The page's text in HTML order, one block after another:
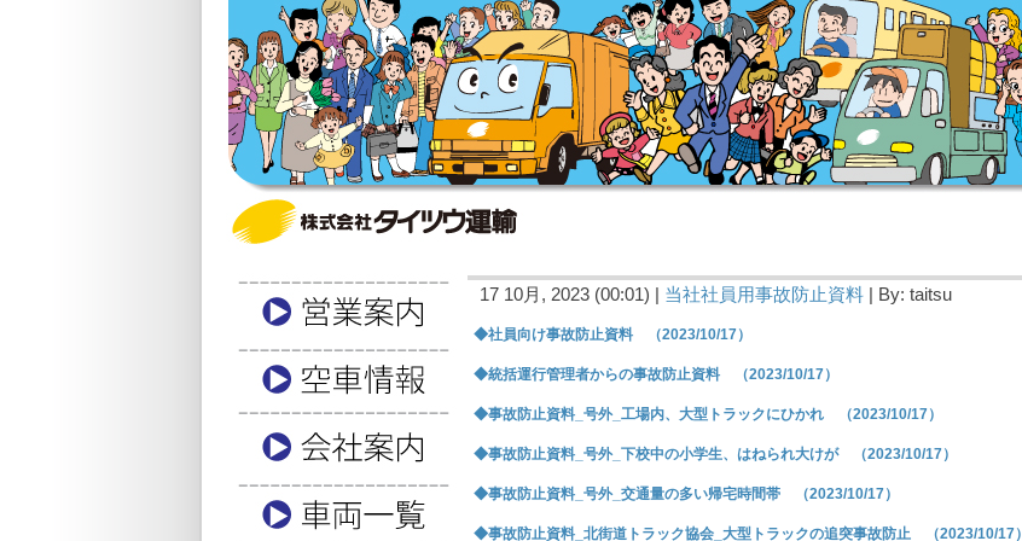
17 10月, 2023 (00:01) | 当社社員用事故防止資料 | By: taitsu
◆社員向け事故防止資料 （2023/10/17）
◆統括運行管理者からの事故防止資料 （2023/10/17）
◆事故防止資料_号外_工場内、大型トラックにひかれ （2023/10/17）
◆事故防止資料_号外_下校中の小学生、はねられ大けが （2023/10/17）
◆事故防止資料_号外_交通量の多い帰宅時間帯 （2023/10/17）
◆事故防止資料_北街道トラック協会_大型トラックの追突事故防止 （2023/10/17）